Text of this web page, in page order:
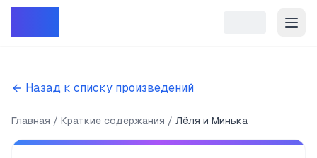
Назад к списку произведений
Главная Краткие содержания Лёля и Минька